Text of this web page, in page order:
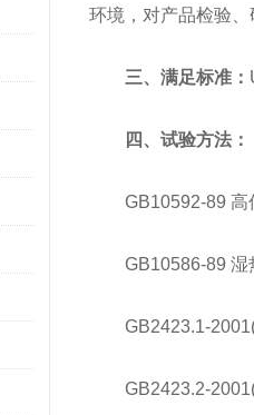
环境，对产品检验
三、满足标准：
四、试验方法：
GB10592-89 高
GB10586-89 湿
GB2423.1-
GB2423.2-